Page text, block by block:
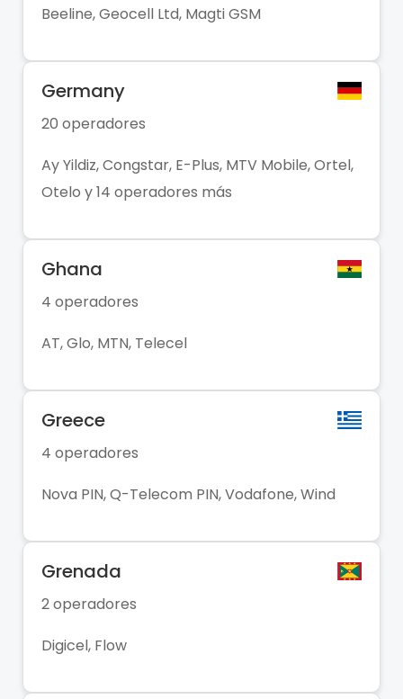
Beeline, Geocell Ltd, Magti GSM
Germany
20 operadores
Ay Yildiz, Congstar, E-Plus, MTV Mobile, Ortel,
Otelo y 14 operadores más
Ghana
4 operadores
AT, Glo, MTN, Telecel
Greece
4 operadores
Nova PIN, Q-Telecom PIN, Vodafone, Wind
Grenada
2 operadores
Digicel, Flow